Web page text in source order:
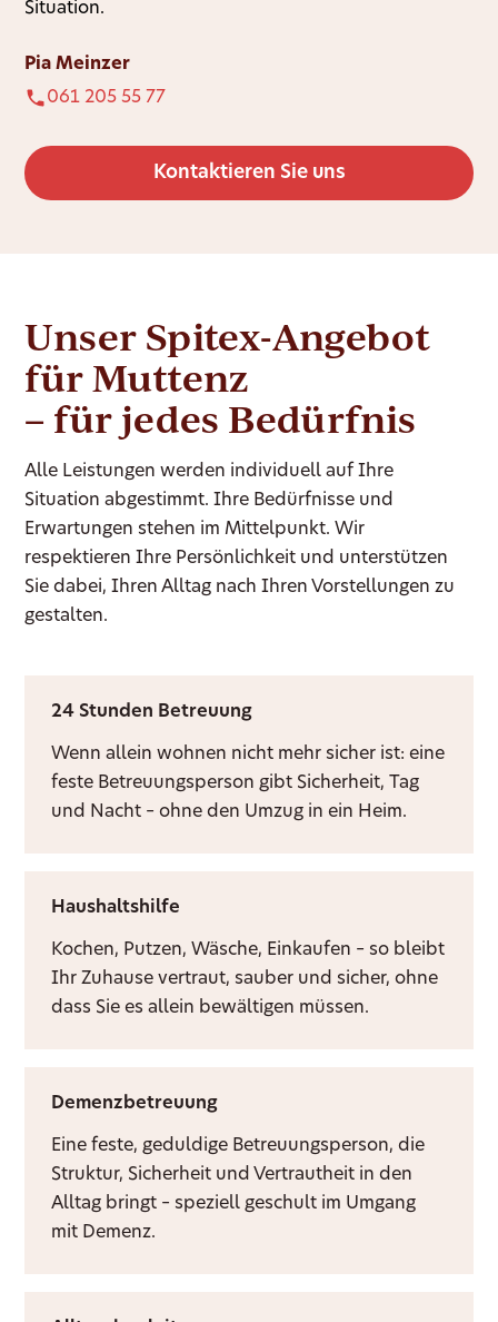
Situation.
Pia Meinzer
061 205 55 77
Kontaktieren Sie uns
Unser Spitex-Angebot
für Muttenz
– für jedes Bedürfnis
Alle Leistungen werden individuell auf Ihre
Situation abgestimmt. Ihre Bedürfnisse und
Erwartungen stehen im Mittelpunkt. Wir
respektieren Ihre Persönlichkeit und unterstützen
Sie dabei, Ihren Alltag nach Ihren Vorstellungen zu
gestalten.
24 Stunden Betreuung
Wenn allein wohnen nicht mehr sicher ist: eine
feste Betreuungsperson gibt Sicherheit, Tag
und Nacht – ohne den Umzug in ein Heim.
Haushaltshilfe
Kochen, Putzen, Wäsche, Einkaufen – so bleibt
Ihr Zuhause vertraut, sauber und sicher, ohne
dass Sie es allein bewältigen müssen.
Demenzbetreuung
Eine feste, geduldige Betreuungsperson, die
Struktur, Sicherheit und Vertrautheit in den
Alltag bringt – speziell geschult im Umgang
mit Demenz.